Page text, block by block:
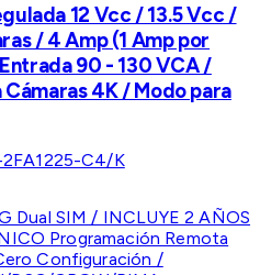
12 Vcc / 13.5 Vcc /
/ 4 Amp (1 Amp por
90 - 130 VCA /
4K / Modo para
2FA1225-C4/K